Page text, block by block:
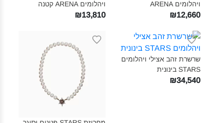
ויהלומים ARENA‎
₪12,660
ויהלומים ARENA קטנה‎
₪13,810
שרשרת זהב אצילי ויהלומים
STARS בינונית‎
₪34,540